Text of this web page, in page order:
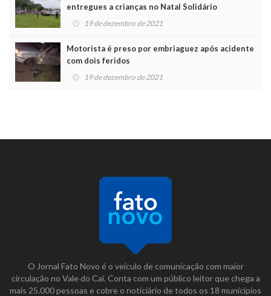
entregues a crianças no Natal Solidário
19 de dezembro de 2021
Motorista é preso por embriaguez após acidente
com dois feridos
19 de dezembro de 2021
O Jornal Fato Novo é o veículo de comunicação com maior
circulação no Vale do Caí. Conta com um público leitor que chega a
mais 25.000 pessoas e cobre o noticiário de todos os 18 municípios